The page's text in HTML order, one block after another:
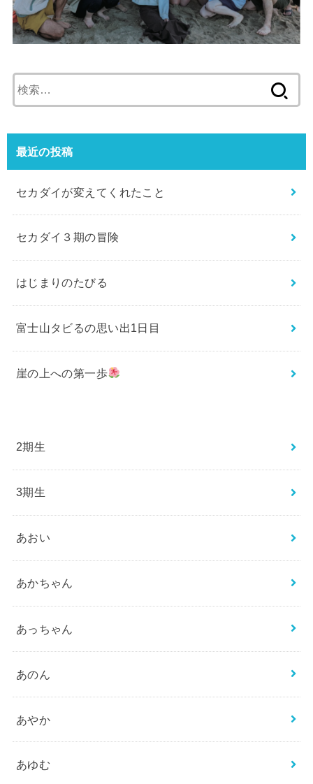
索:
最近の投稿
セカダイが変えてくれたこと
セカダイ３期の冒険
はじまりのたびる
富士山タビるの思い出1日目
崖の上への第一歩
2期生
3期生
あおい
あかちゃん
あっちゃん
あのん
あやか
あゆむ